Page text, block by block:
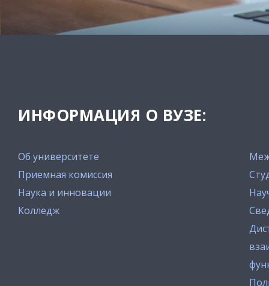
ИНФОРМАЦИЯ О ВУЗЕ:
Об университете
Приемная комиссия
Наука и инновации
Колледж